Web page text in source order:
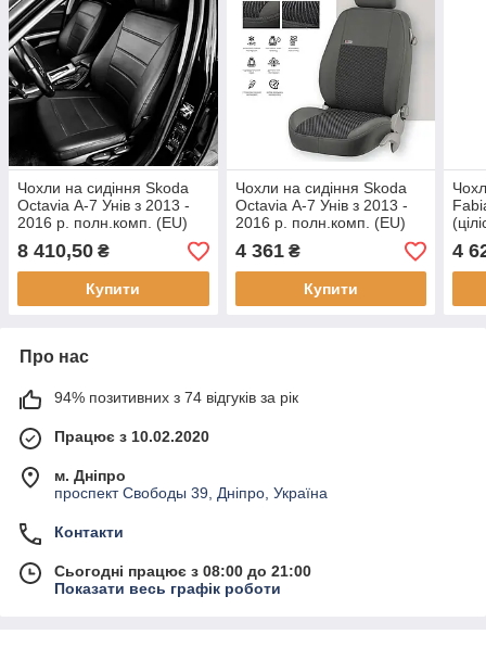
Чохли на сидіння Skoda
Octavia А-7 Унів з 2013 -
2016 р. полн.комп. (EU)
8 410,50 ₴
Купити
Чохли на сидіння Skoda
Octavia А-7 Унів з 2013 -
2016 р. полн.комп. (EU)
4 361₴
Купити
4
Про нас
94% позитивних з 74 відгуків за рік
Працює з 10.02.2020
м. Дніпро
проспект Свободы 39, Дніпро, Україна
Контакти
Сьогодні працює з 08:00 до 21:00
Показати весь графік роботи